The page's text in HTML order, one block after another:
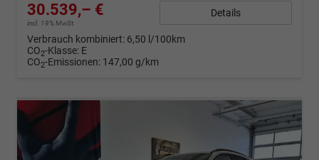
30.539,– €
incl. 19% MwSt.
Details
Verbrauch kombiniert: 6,50 l/100km
CO2-Klasse: E
CO2-Emissionen: 147,00 g/km